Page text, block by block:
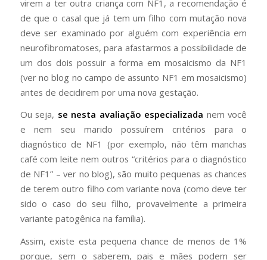
virem a ter outra criança com NF1, a recomendação é
de que o casal que já tem um filho com mutação nova
deve ser examinado por alguém com experiência em
neurofibromatoses, para afastarmos a possibilidade de
um dos dois possuir a forma em mosaicismo da NF1
(ver no blog no campo de assunto NF1 em mosaicismo)
antes de decidirem por uma nova gestação.
Ou seja, se nesta avaliação especializada nem você
e nem seu marido possuírem critérios para o
diagnóstico de NF1 (por exemplo, não têm manchas
café com leite nem outros “critérios para o diagnóstico
de NF1” – ver no blog), são muito pequenas as chances
de terem outro filho com variante nova (como deve ter
sido o caso do seu filho, provavelmente a primeira
variante patogênica na família).
Assim, existe esta pequena chance de menos de 1%
porque, sem o saberem, pais e mães podem ser